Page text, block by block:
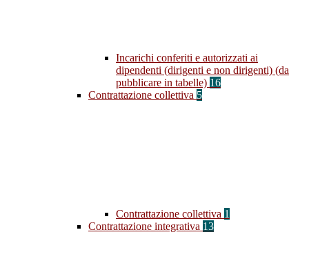
Incarichi conferiti e autorizzati ai
dipendenti (dirigenti e non dirigenti) (da
pubblicare in tabelle) 16
Contrattazione collettiva 5
Contrattazione collettiva 1
Contrattazione integrativa 13